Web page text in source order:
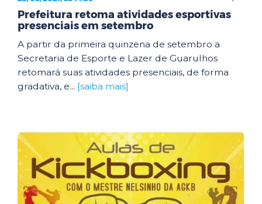
Prefeitura retoma atividades esportivas
presenciais em setembro
A partir da primeira quinzena de setembro a
Secretaria de Esporte e Lazer de Guarulhos
retomará suas atividades presenciais, de forma
gradativa, e... [saiba mais]